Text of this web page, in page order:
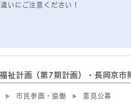
いにご注意ください！
福祉計画（第7期計画）・長岡京
市民参画・協働 意見公募